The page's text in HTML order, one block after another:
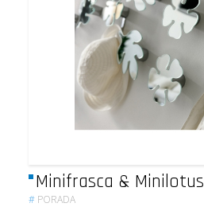
Minifrasca & Minilotus
# PORADA